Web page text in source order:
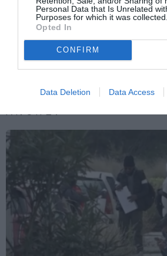
Personal Data that Is Unrelated
Purposes for which it was collected.
Opted In
CONFIRM
Data Deletion Data Access
e conversioni
Articolo seguente
Cardinale Scola: “In Italia
multiculturale”
TI POTREBBERO
ANCHE: